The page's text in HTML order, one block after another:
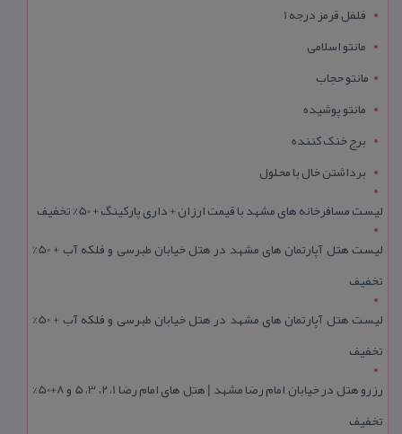
فلفل قرمز درجه 1
مانتو اسلامی
مانتو حجاب
مانتو پوشیده
برج خنک کننده
برداشتن خال با محلول
لیست مسافرخانه های مشهد با قیمت ارزان + داری پارکینگ + 50% تخفیف
لیست هتل آپارتمان های مشهد در هتل خیابان طبرسی و فلکه آب + 50%
تخفیف
لیست هتل آپارتمان های مشهد در هتل خیابان طبرسی و فلکه آب + 50%
تخفیف
رزرو هتل در خیابان امام رضا مشهد | هتل‌ های امام رضا 1، 2، 3، 5 و 8+50%
تخفیف